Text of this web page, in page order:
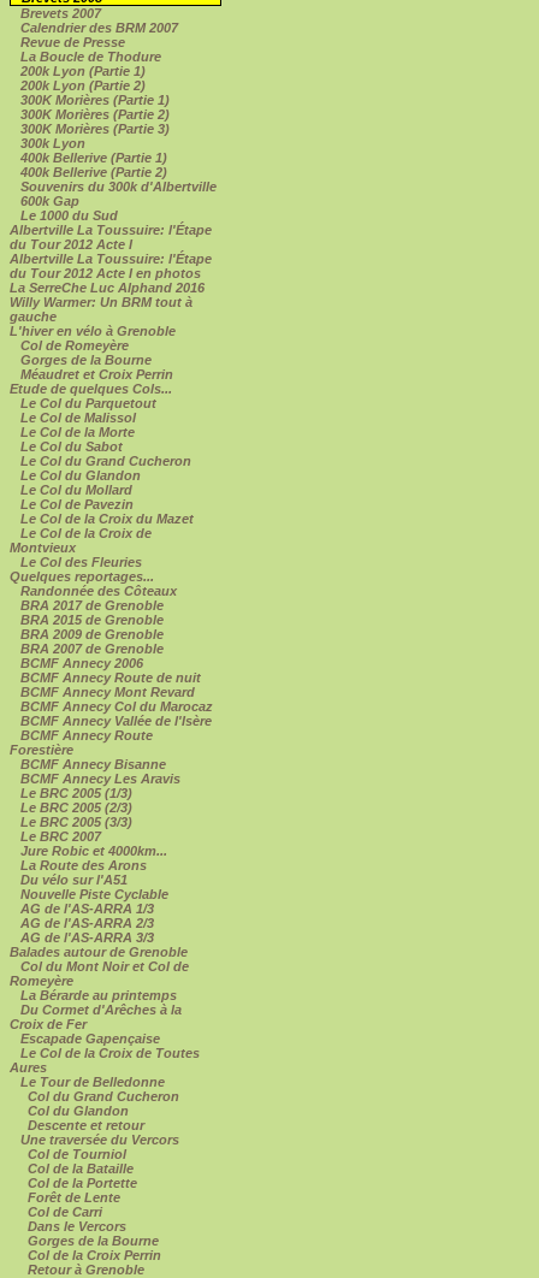
Brevets 2007
Calendrier des BRM 2007
Revue de Presse
La Boucle de Thodure
200k Lyon (Partie 1)
200k Lyon (Partie 2)
300K Morières (Partie 1)
300K Morières (Partie 2)
300K Morières (Partie 3)
300k Lyon
400k Bellerive (Partie 1)
400k Bellerive (Partie 2)
Souvenirs du 300k d'Albertville
600k Gap
Le 1000 du Sud
Albertville La Toussuire: l'Étape
du Tour 2012 Acte I
Albertville La Toussuire: l'Étape
du Tour 2012 Acte I en photos
La SerreChe Luc Alphand 2016
Willy Warmer: Un BRM tout à
gauche
L'hiver en vélo à Grenoble
Col de Romeyère
Gorges de la Bourne
Méaudret et Croix Perrin
Etude de quelques Cols...
Le Col du Parquetout
Le Col de Malissol
Le Col de la Morte
Le Col du Sabot
Le Col du Grand Cucheron
Le Col du Glandon
Le Col du Mollard
Le Col de Pavezin
Le Col de la Croix du Mazet
Le Col de la Croix de
Montvieux
Le Col des Fleuries
Quelques reportages...
Randonnée des Côteaux
BRA 2017 de Grenoble
BRA 2015 de Grenoble
BRA 2009 de Grenoble
BRA 2007 de Grenoble
BCMF Annecy 2006
BCMF Annecy Route de nuit
BCMF Annecy Mont Revard
BCMF Annecy Col du Marocaz
BCMF Annecy Vallée de l'Isère
BCMF Annecy Route
Forestière
BCMF Annecy Bisanne
BCMF Annecy Les Aravis
Le BRC 2005 (1/3)
Le BRC 2005 (2/3)
Le BRC 2005 (3/3)
Le BRC 2007
Jure Robic et 4000km...
La Route des Arons
Du vélo sur l'A51
Nouvelle Piste Cyclable
AG de l'AS-ARRA 1/3
AG de l'AS-ARRA 2/3
AG de l'AS-ARRA 3/3
Balades autour de Grenoble
Col du Mont Noir et Col de
Romeyère
La Bérarde au printemps
Du Cormet d'Arêches à la
Croix de Fer
Escapade Gapençaise
Le Col de la Croix de Toutes
Aures
Le Tour de Belledonne
Col du Grand Cucheron
Col du Glandon
Descente et retour
Une traversée du Vercors
Col de Tourniol
Col de la Bataille
Col de la Portette
Forêt de Lente
Col de Carri
Dans le Vercors
Gorges de la Bourne
Col de la Croix Perrin
Retour à Grenoble